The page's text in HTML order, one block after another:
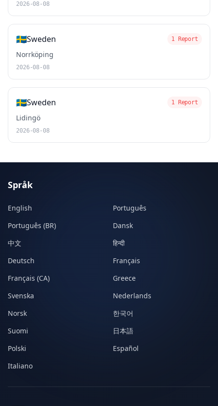
2026-08-08
🇸🇪Sweden 1 Report
Norrköping
2026-08-08
🇸🇪Sweden 1 Report
Lidingö
2026-08-08
Språk
English
Português
Português (BR)
Dansk
中文
हिन्दी
Deutsch
Français
Français (CA)
Greece
Svenska
Nederlands
Norsk
한국어
Suomi
日本語
Polski
Español
Italiano